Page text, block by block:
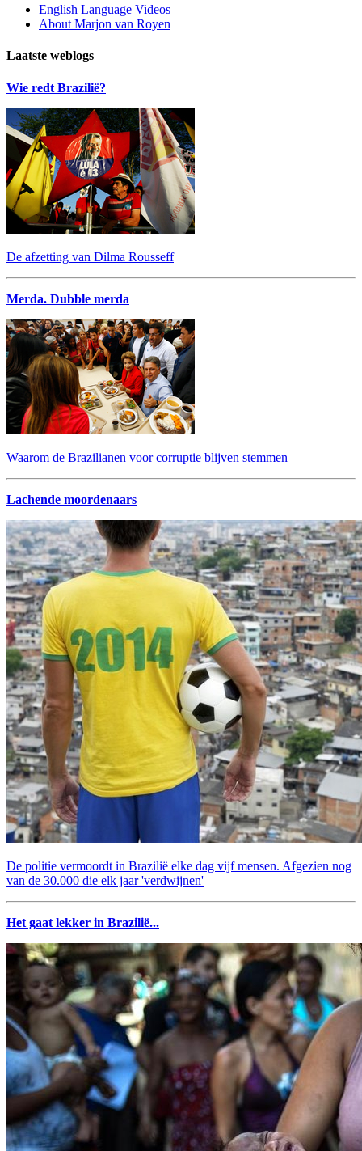
English Language Videos
About Marjon van Royen
Laatste weblogs
Wie redt Brazilië?
De afzetting van Dilma Rousseff
Merda. Dubble merda
Waarom de Brazilianen voor corruptie blijven stemmen
Lachende moordenaars
De politie vermoordt in Brazilië elke dag vijf mensen. Afgezien nog
van de 30.000 die elk jaar 'verdwijnen'
Het gaat lekker in Brazilië...